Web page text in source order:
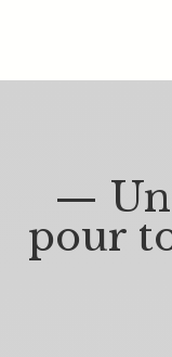
— Un
pour